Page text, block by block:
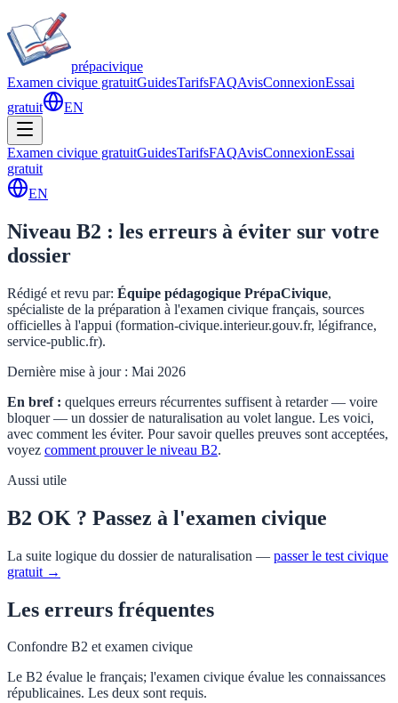
prépacivique
Examen civique gratuitGuidesTarifsFAQAvisConnexionEssai
gratuit
EN
Examen civique gratuitGuidesTarifsFAQAvisConnexionEssai
gratuit
EN
Niveau B2 : les erreurs à éviter sur votre
dossier
Rédigé et revu par: Équipe pédagogique PrépaCivique,
spécialiste de la préparation à l'examen civique français, sources
officielles à l'appui (formation-civique.interieur.gouv.fr, légifrance,
service-public.fr).
Dernière mise à jour : Mai 2026
En bref : quelques erreurs récurrentes suffisent à retarder — voire
bloquer — un dossier de naturalisation au volet langue. Les voici,
avec comment les éviter. Pour savoir quelles preuves sont acceptées,
voyez comment prouver le niveau B2.
Aussi utile
B2 OK ? Passez à l'examen civique
La suite logique du dossier de naturalisation — passer le test civique
gratuit →
Les erreurs fréquentes
Confondre B2 et examen civique
Le B2 évalue le français; l'examen civique évalue les connaissances
républicaines. Les deux sont requis.